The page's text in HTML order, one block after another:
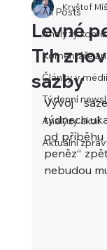
All Posts
Analýzy
Komentáře
Články v
Týdenní
Analýzy akcií
Aktuální
Levné
Trh
sazby
Kryštof
Vývoj
týdnech
od příběhu
peněz“
nebudou